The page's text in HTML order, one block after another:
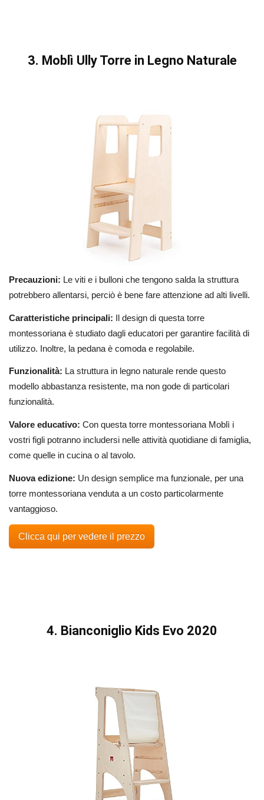
3. Moblì Ully Torre in Legno Naturale
Precauzioni: Le viti e i bulloni che tengono salda la struttura
potrebbero allentarsi, perciò è bene fare attenzione ad alti livelli.
Caratteristiche principali: Il design di questa torre
montessoriana è studiato dagli educatori per garantire facilità di
utilizzo. Inoltre, la pedana è comoda e regolabile.
Funzionalità: La struttura in legno naturale rende questo
modello abbastanza resistente, ma non gode di particolari
funzionalità.
Valore educativo: Con questa torre montessoriana Moblì i
vostri figli potranno includersi nelle attività quotidiane di famiglia,
come quelle in cucina o al tavolo.
Nuova edizione: Un design semplice ma funzionale, per una
torre montessoriana venduta a un costo particolarmente
vantaggioso.
Clicca qui per vedere il prezzo
4. Bianconiglio Kids Evo 2020